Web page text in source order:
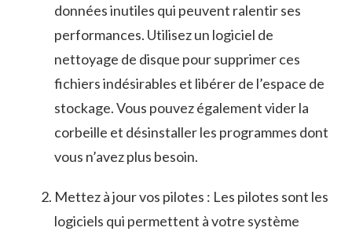
données ⁢inutiles qui peuvent ralentir ses
performances. Utilisez un logiciel de
⁢nettoyage de disque pour supprimer ces
fichiers indésirables et libérer de l’espace de
stockage. Vous pouvez également vider la
corbeille et désinstaller les programmes ⁣dont
vous ‍n’avez plus besoin.
Mettez à jour vos pilotes : Les pilotes sont les⁤
logiciels ⁤qui permettent à ​votre système